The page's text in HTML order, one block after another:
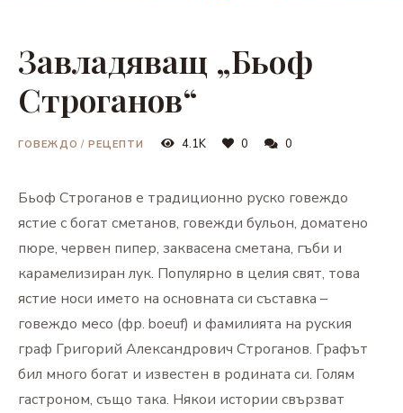
Завладяващ „Бьоф
Строганов“
ГОВЕЖДО / РЕЦЕПТИ 4.1K 0 0
Бьоф Строганов е традиционно руско говеждо
ястие с богат сметанов, говежди бульон, доматено
пюре, червен пипер, заквасена сметана, гъби и
карамелизиран лук. Популярно в целия свят, това
ястие носи името на основната си съставка –
говеждо месо (фр. boeuf) и фамилията на руския
граф Григорий Александрович Строганов. Графът
бил много богат и известен в родината си. Голям
гастроном, също така. Някои истории свързват